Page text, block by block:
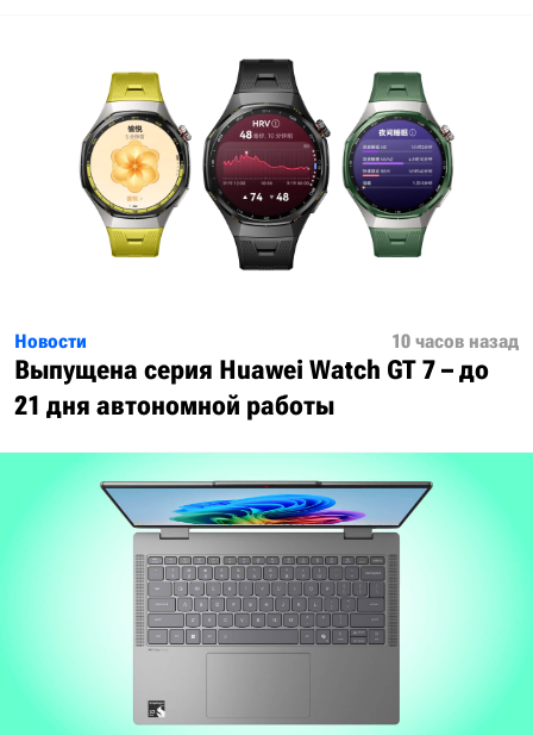
Новости 10 часов назад
Выпущена серия Huawei Watch GT 7 – до
21 дня автономной работы